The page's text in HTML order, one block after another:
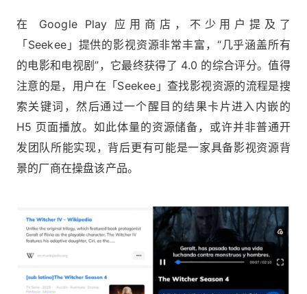
在 Google Play 应用商店，不少用户提及了
「Seekee」提供的影视资源非常丰富，“几乎涵盖所有
的电影和电视剧”，它最终获得了 4.0 的综合评分。值得
注意的是，用户在「Seekee」查找影视资源的流程是搜
索关键词，然后通过一个醒目的结果卡片进入内嵌的
H5 页面播放。如此体量的资源储备，或许并非普通开
发团队所能实现，背后更有可能是一家具备影视资源背
景的厂商在操盘该产品。